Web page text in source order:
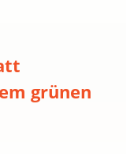
grünen